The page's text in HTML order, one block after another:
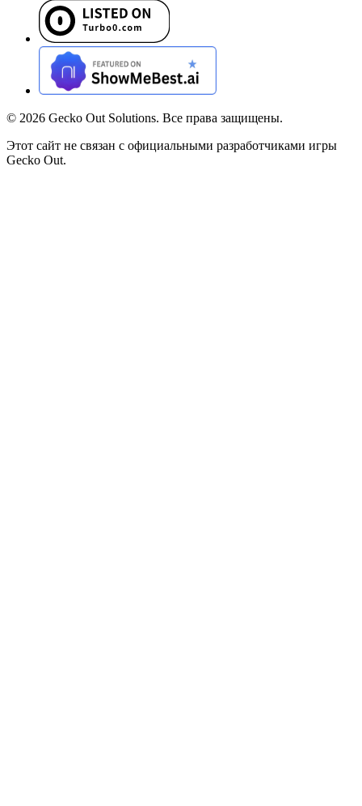
© 2026 Gecko Out Solutions. Все права защищены.
Этот сайт не связан с официальными разработчиками игры
Gecko Out.